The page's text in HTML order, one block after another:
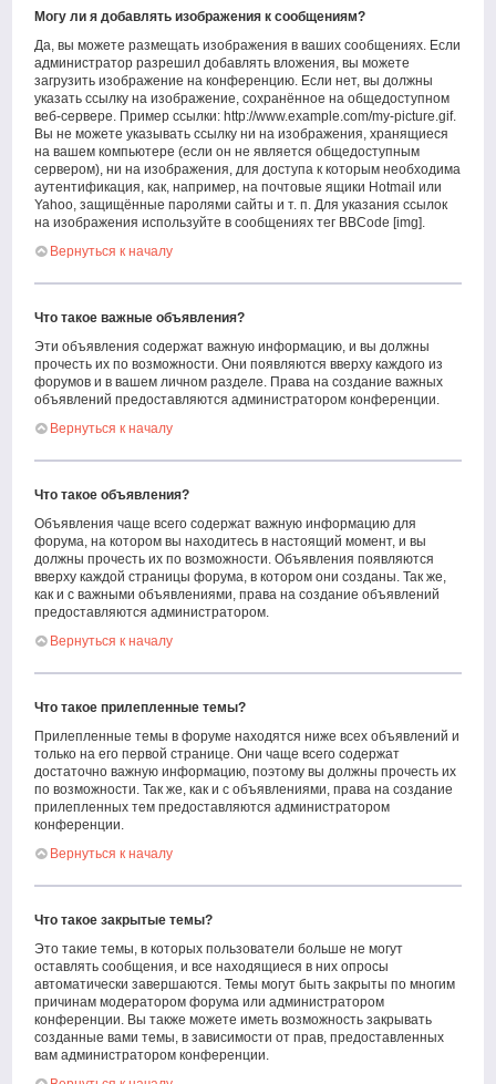
Могу ли я добавлять изображения к сообщениям?
Да, вы можете размещать изображения в ваших сообщениях. Если
администратор разрешил добавлять вложения, вы можете
загрузить изображение на конференцию. Если нет, вы должны
указать ссылку на изображение, сохранённое на общедоступном
веб-сервере. Пример ссылки: http://www.example.com/my-picture.gif.
Вы не можете указывать ссылку ни на изображения, хранящиеся
на вашем компьютере (если он не является общедоступным
сервером), ни на изображения, для доступа к которым необходима
аутентификация, как, например, на почтовые ящики Hotmail или
Yahoo, защищённые паролями сайты и т. п. Для указания ссылок
на изображения используйте в сообщениях тег BBCode [img].
Вернуться к началу
Что такое важные объявления?
Эти объявления содержат важную информацию, и вы должны
прочесть их по возможности. Они появляются вверху каждого из
форумов и в вашем личном разделе. Права на создание важных
объявлений предоставляются администратором конференции.
Вернуться к началу
Что такое объявления?
Объявления чаще всего содержат важную информацию для
форума, на котором вы находитесь в настоящий момент, и вы
должны прочесть их по возможности. Объявления появляются
вверху каждой страницы форума, в котором они созданы. Так же,
как и с важными объявлениями, права на создание объявлений
предоставляются администратором.
Вернуться к началу
Что такое прилепленные темы?
Прилепленные темы в форуме находятся ниже всех объявлений и
только на его первой странице. Они чаще всего содержат
достаточно важную информацию, поэтому вы должны прочесть их
по возможности. Так же, как и с объявлениями, права на создание
прилепленных тем предоставляются администратором
конференции.
Вернуться к началу
Что такое закрытые темы?
Это такие темы, в которых пользователи больше не могут
оставлять сообщения, и все находящиеся в них опросы
автоматически завершаются. Темы могут быть закрыты по многим
причинам модератором форума или администратором
конференции. Вы также можете иметь возможность закрывать
созданные вами темы, в зависимости от прав, предоставленных
вам администратором конференции.